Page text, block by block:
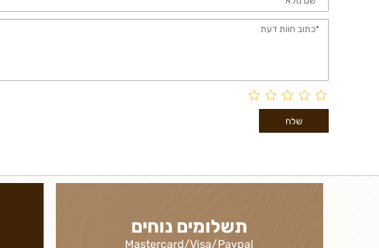
תשלומים נוחים
Mastercard/Visa/Paypal